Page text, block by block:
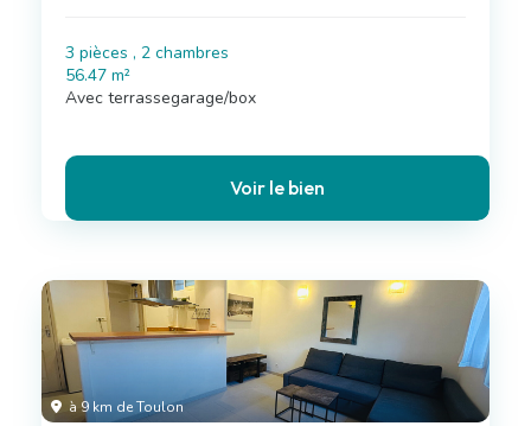
3 pièces , 2 chambres
56.47 m²
Avec terrassegarage/box
Voir le bien
à 9 km de Toulon